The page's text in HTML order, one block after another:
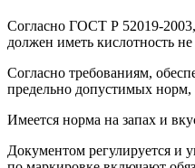
Согласно ГОСТ Р 52019-2003,
должен иметь кислотность
Согласно требованиям,
предельно допустимых норм,
Имеется норма на запах и
Документом регулируется и